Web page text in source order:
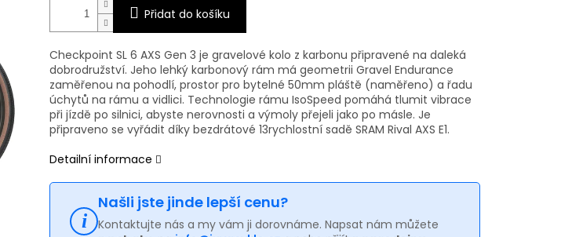
Přidat do košíku
Checkpoint SL 6 AXS Gen 3 je gravelové kolo z karbonu připravené na daleká
dobrodružství. Jeho lehký karbonový rám má geometrii Gravel Endurance
zaměřenou na pohodlí, prostor pro bytelné 50mm pláště (naměřeno) a řadu
úchytů na rámu a vidlici. Technologie rámu IsoSpeed pomáhá tlumit vibrace
při jízdě po silnici, abyste nerovnosti a výmoly přejeli jako po másle. Je
připraveno se vyřádit díky bezdrátové 13rychlostní sadě SRAM Rival AXS E1.
Detailní informace
Našli jste jinde lepší cenu?
Kontaktujte nás a my vám ji dorovnáme. Napsat nám můžete